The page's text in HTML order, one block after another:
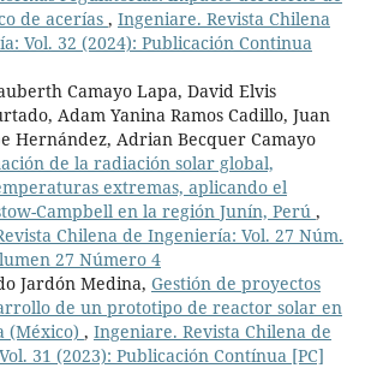
de acerías , Ingeniare. Revista Chilena
Vol. 32 (2024): Publicación Continua
Camayo Lapa, David Elvis
Adam Yanina Ramos Cadillo, Juan
Hernández, Adrian Becquer Camayo
de la radiación solar global,
extremas, aplicando el
Campbell en la región Junín, Perú ,
Chilena de Ingeniería: Vol. 27 Núm.
27 Número 4
Jardón Medina, Gestión de proyectos
de un prototipo de reactor solar en
(México) , Ingeniare. Revista Chilena de
31 (2023): Publicación Contínua [PC]